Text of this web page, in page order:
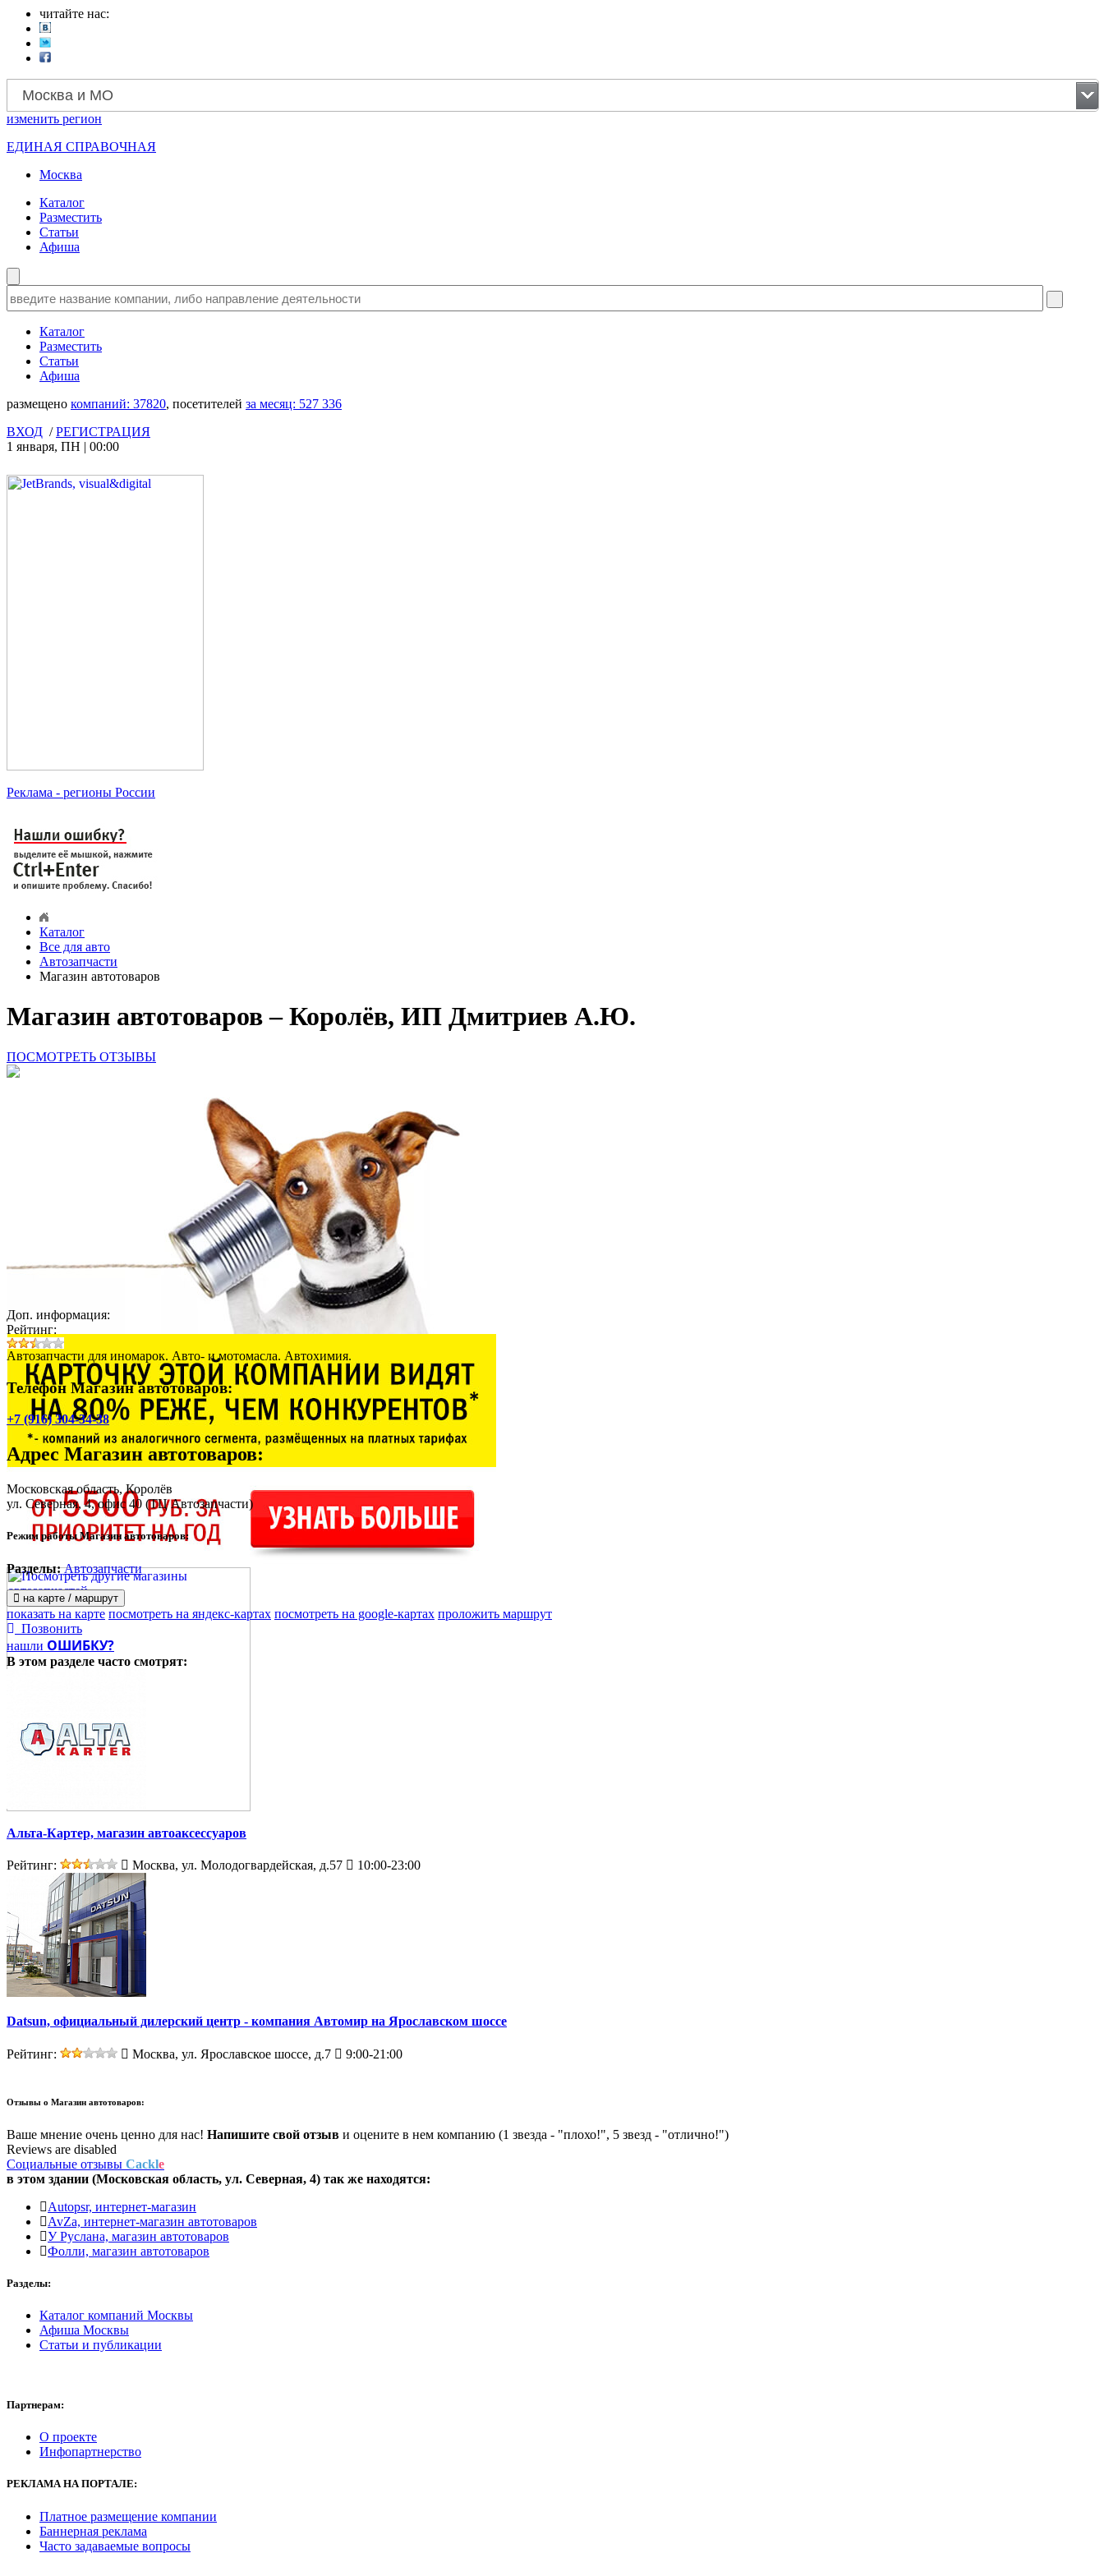
читайте нас:
Москва и МО
изменить регион
ЕДИНАЯ СПРАВОЧНАЯ
Москва
Каталог
Разместить
Статьи
Афиша
Каталог
Разместить
Статьи
Афиша
размещено компаний: 37820, посетителей за месяц: 527 336
ВХОД /РЕГИСТРАЦИЯ
1 января, ПН | 00:00
Реклама - регионы России
Каталог
Все для авто
Автозапчасти
Магазин автотоваров
Магазин автотоваров – Королёв, ИП Дмитриев А.Ю.
ПОСМОТРЕТЬ ОТЗЫВЫ
Доп. информация:
Рейтинг:
Автозапчасти для иномарок. Авто- и мотомасла. Автохимия.
Телефон Магазин автотоваров:
+7 (916) 304-34-38
Адрес Магазин автотоваров:
Московская область, Королёв
ул. Северная, 4, офис 40 (ТЦ Автозапчасти)
Режим работы Магазин автотоваров:
Разделы: Автозапчасти
на карте / маршрут
показать на карте посмотреть на яндекс-картах посмотреть на google-картах проложить маршрут
Позвонить
нашли ОШИБКУ?
В этом разделе часто смотрят:
Альта-Картер, магазин автоаксессуаров
Рейтинг: Москва, ул. Молодогвардейская, д.57 10:00-23:00
Datsun, официальный дилерский центр - компания Автомир на Ярославском шоссе
Рейтинг: Москва, ул. Ярославское шоссе, д.7 9:00-21:00
Отзывы о Магазин автотоваров:
Ваше мнение очень ценно для нас! Напишите свой отзыв и оцените в нем компанию (1 звезда - "плохо!", 5 звезд - "отлично!")
Reviews are disabled
Социальные отзывы Cackle
в этом здании (Московская область, ул. Северная, 4) так же находятся:
Autopsr, интернет-магазин
AvZa, интернет-магазин автотоваров
У Руслана, магазин автотоваров
Фолли, магазин автотоваров
Разделы:
Каталог компаний Москвы
Афиша Москвы
Статьи и публикации
Партнерам:
О проекте
Инфопартнерство
РЕКЛАМАНА ПОРТАЛЕ:
Платное размещение компании
Баннерная реклама
Часто задаваемые вопросы